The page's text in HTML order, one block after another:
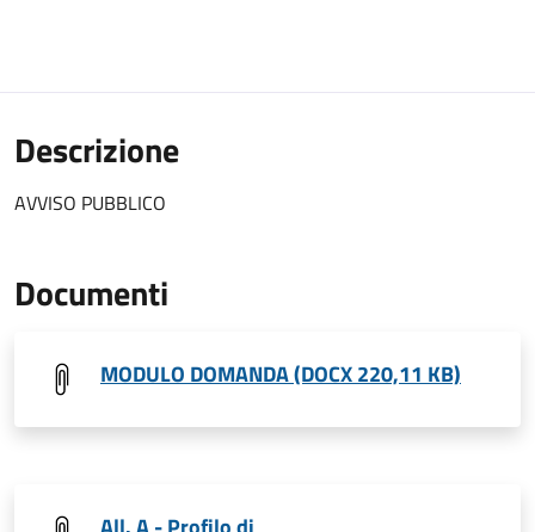
Descrizione
AVVISO PUBBLICO
Documenti
MODULO DOMANDA (DOCX 220,11 KB)